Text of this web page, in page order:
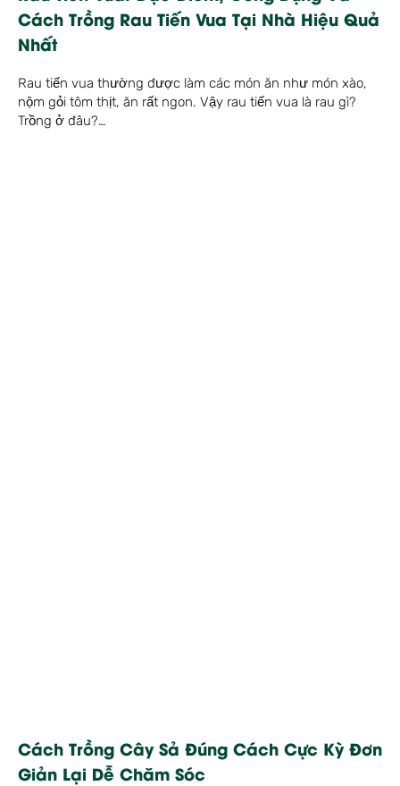
Cách Trồng Rau Tiến Vua Tại Nhà Hiệu Quả
Nhất
Rau tiến vua thường được làm các món ăn như món xào,
nộm gỏi tôm thịt, ăn rất ngon. Vậy rau tiến vua là rau gì?
Trồng ở đâu?…
Cách Trồng Cây Sả Đúng Cách Cực Kỳ Đơn
Giản Lại Dễ Chăm Sóc